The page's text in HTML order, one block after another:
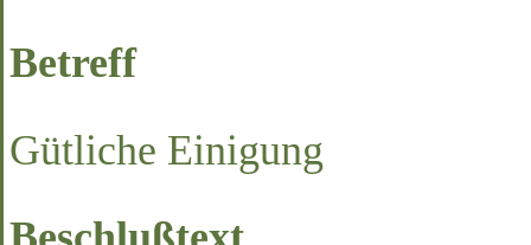
Betreff
Gütliche Einigung